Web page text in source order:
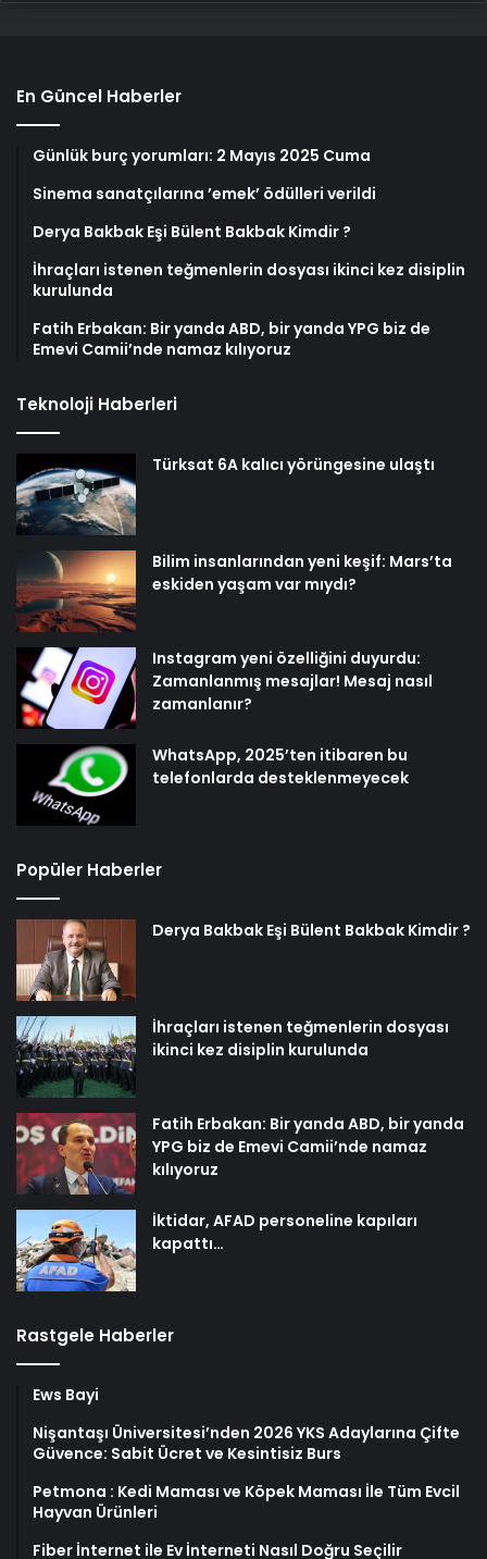
En Güncel Haberler
Günlük burç yorumları: 2 Mayıs 2025 Cuma
Sinema sanatçılarına ’emek’ ödülleri verildi
Derya Bakbak Eşi Bülent Bakbak Kimdir ?
İhraçları istenen teğmenlerin dosyası ikinci kez disiplin
kurulunda
Fatih Erbakan: Bir yanda ABD, bir yanda YPG biz de
Emevi Camii’nde namaz kılıyoruz
Teknoloji Haberleri
Türksat 6A kalıcı yörüngesine ulaştı
Bilim insanlarından yeni keşif: Mars’ta
eskiden yaşam var mıydı?
Instagram yeni özelliğini duyurdu:
Zamanlanmış mesajlar! Mesaj nasıl
zamanlanır?
WhatsApp, 2025’ten itibaren bu
telefonlarda desteklenmeyecek
Popüler Haberler
Derya Bakbak Eşi Bülent Bakbak Kimdir ?
İhraçları istenen teğmenlerin dosyası
ikinci kez disiplin kurulunda
Fatih Erbakan: Bir yanda ABD, bir yanda
YPG biz de Emevi Camii’nde namaz
kılıyoruz
İktidar, AFAD personeline kapıları
kapattı…
Rastgele Haberler
Ews Bayi
Nişantaşı Üniversitesi’nden 2026 YKS Adaylarına Çifte
Güvence: Sabit Ücret ve Kesintisiz Burs
Petmona : Kedi Maması ve Köpek Maması İle Tüm Evcil
Hayvan Ürünleri
Fiber İnternet ile Ev İnterneti Nasıl Doğru Seçilir